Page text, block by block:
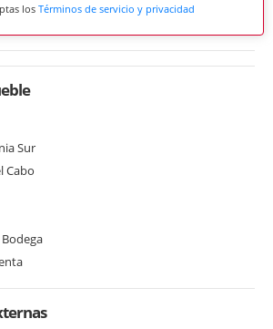
los Términos de servicio y privacidad
Sur
Cabo
Bodega